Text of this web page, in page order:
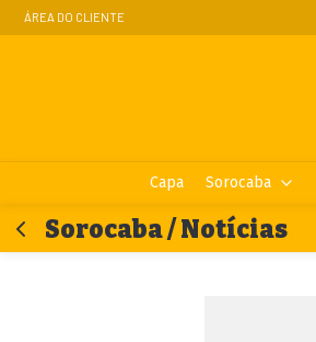
ÁREA DO CLIENTE
Capa Sorocaba
Sorocaba / Notícias